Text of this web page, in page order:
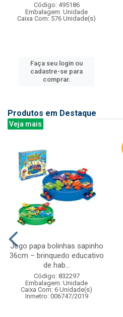
Código: 495186
Embalagem: Unidade
Caixa Com: 576 Unidade(s)
Faça seu login ou
cadastre-se para
comprar.
Produtos em Destaque
Veja mais
Jogo papa bolinhas sapinho
36cm – brinquedo educativo
de hab...
Código: 832297
Embalagem: Unidade
Caixa Com: 6 Unidade(s)
Inmetro: 006747/2019